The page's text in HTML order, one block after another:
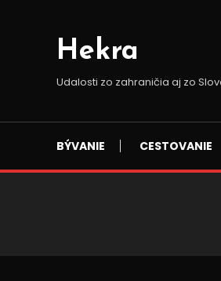
Hekra
Udalosti zo zahraničia aj zo
BÝVANIE CESTOVANIE